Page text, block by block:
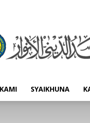
Pondok
KAMI SYAIKHUNA